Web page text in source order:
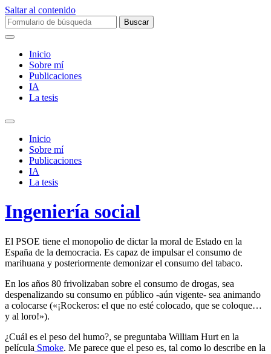
Saltar al contenido
Buscar:
Inicio
Sobre mí­
Publicaciones
IA
La tesis
Alternar
campo
búsqueda
Inicio
Sobre mí­
Publicaciones
IA
La tesis
Ingeniería social
El PSOE tiene el monopolio de dictar la moral de Estado en la
España de la democracia. Es capaz de impulsar el consumo de
marihuana y posteriormente demonizar el consumo del tabaco.
En los años 80 frivolizaban sobre el consumo de drogas, sea
despenalizando su consumo en público -aún vigente- sea animando
a colocarse («¡Rockeros: el que no esté colocado, que se coloque…
y al loro!»).
¿Cuál es el peso del humo?, se preguntaba William Hurt en la
película Smoke. Me parece que el peso es, tal como lo describe en la